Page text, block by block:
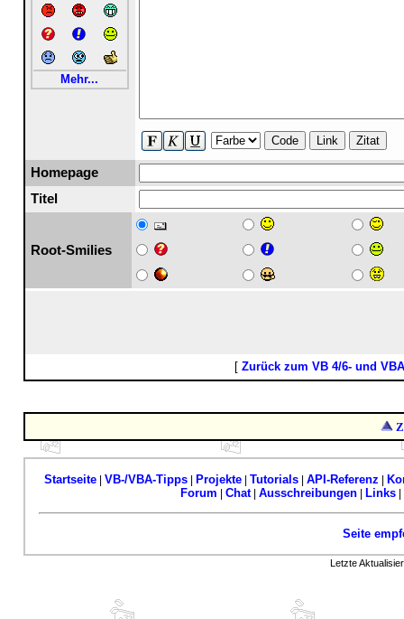
Mehr...
Code Link Zitat
Homepage
Titel
Root-Smilies
[ Zurück zum VB 4/6- und
Startseite VB-/VBA-Tipps Projekte Tutorials API-Referenz
Forum
Chat| Ausschreibungen| Links|
Seite
Letzte